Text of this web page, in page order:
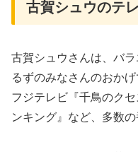
古賀シュウのテ
古賀シュウさんは、バ
るずのみなさんのおか
フジテレビ『千鳥のク
ンキング』など、多数